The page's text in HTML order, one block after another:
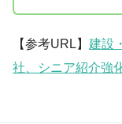
【参考URL】 建設
社、シニア紹介強